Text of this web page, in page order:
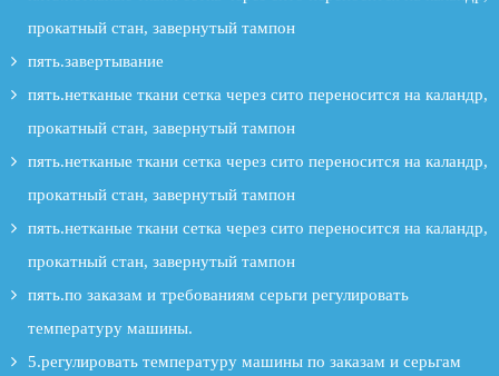
прокатный стан, завернутый тампон
пять.завертывание
пять.нетканые ткани сетка через сито переносится на каландр,
прокатный стан, завернутый тампон
пять.нетканые ткани сетка через сито переносится на каландр,
прокатный стан, завернутый тампон
пять.нетканые ткани сетка через сито переносится на каландр,
прокатный стан, завернутый тампон
пять.по заказам и требованиям серьги регулировать
температуру машины.
5.регулировать температуру машины по заказам и серьгам